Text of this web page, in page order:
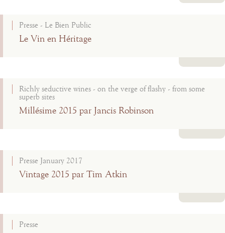
Presse - Le Bien Public
Le Vin en Héritage
Richly seductive wines - on the verge of flashy - from some
superb sites
Millésime 2015 par Jancis Robinson
Presse January 2017
Vintage 2015 par Tim Atkin
Presse